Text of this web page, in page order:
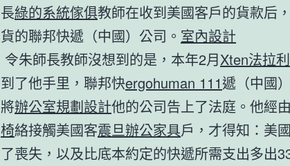
長綠的系統傢俱教師在收到美國客戶的貨款后
貨的聯邦快遞（中國）公司。 室內設計
令朱師長教師沒想到的是，本年2月Xten法拉利
到了他手里，聯邦快ergohuman 111遞（中國
將辦公室規劃設計他的公司告上了法庭。他經
椅絡接觸美國客震旦辦公家具戶，才得知：美
了喪失，以及比底本約定的快遞所需支出多出